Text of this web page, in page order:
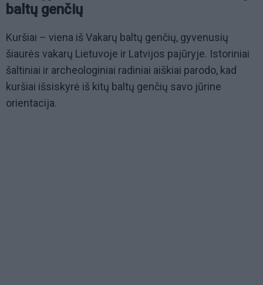
baltų genčių
Kuršiai – viena iš Vakarų baltų genčių, gyvenusių
šiaurės vakarų Lietuvoje ir Latvijos pajūryje. Istoriniai
šaltiniai ir archeologiniai radiniai aiškiai parodo, kad
kuršiai išsiskyrė iš kitų baltų genčių savo jūrine
orientacija.